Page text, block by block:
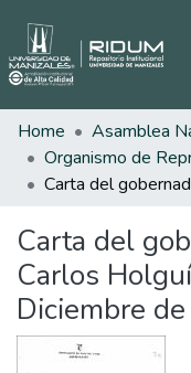
Home
Carta del
Carlos
Diciembre